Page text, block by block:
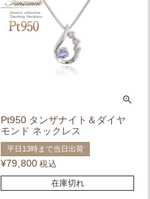
Pt950 タンザナイト＆ダイヤ
モンド ネックレス
平日13時まで当日出荷
¥79,800 税込
在庫切れ